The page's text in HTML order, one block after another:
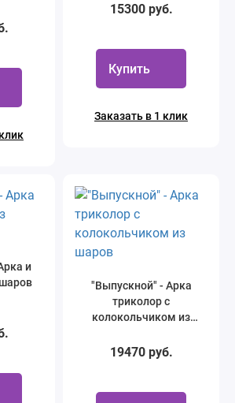
15300 руб.
Купить
Заказать в 1 клик
и
"Выпускной" - Арка
триколор с
колокольчиком из
19470 руб.